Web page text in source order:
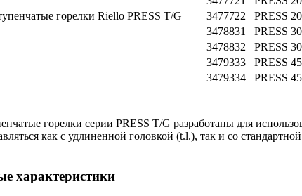
3477722
PRESS
3478831
PRESS
3478832
PRESS
3479333
PRESS
3479334
PRESS
горелки серии PRESS T/G разработаны для
как с удлиненной головкой (t.l.), так и со
характеристики